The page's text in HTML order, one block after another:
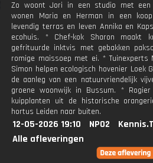
Zo woont Jori in een studio met een
wonen Maria en Herman in een
levendig terras en leven Annika en
ecohuis. * Chef-kok Sharon maakt
gefrituurde inktvis met gebakken
romige maissoep met ei. * Tuinexperts
Simon helpen ecologisch hovenier Loek
de aanleg van een natuurvriendelijk
groene woonwijk in Bussum. *
kuipplanten uit de historische
hortus Leiden naar buiten.
12-05-2026 19:10 NPO2
Alle afleveringen